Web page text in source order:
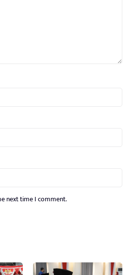
next time I comment.